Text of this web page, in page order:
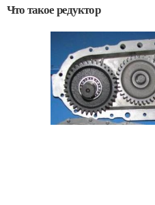
Что такое редуктор